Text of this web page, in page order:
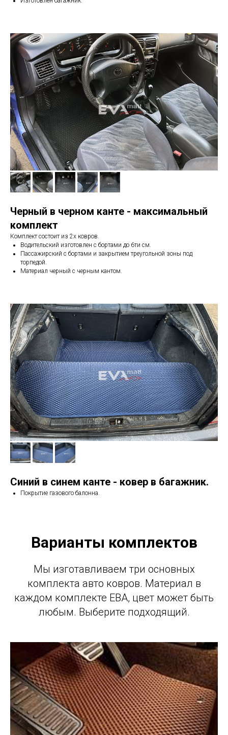
Черный в черном канте - максимальный
комплект
Комплект состоит из 2х ковров.
Водительский изготовлен с бортами до 6ти см.
Пассажирский с бортами и закрытием треугольной зоны под
торпедой.
Материал черный с черным кантом.
Синий в синем канте - ковер в багажник.
Покрытие газового балонна.
Варианты комплектов
Мы изготавливаем три основных
комплекта авто ковров. Материал в
каждом комплекте ЕВА, цвет может быть
любым. Выберите подходящий.